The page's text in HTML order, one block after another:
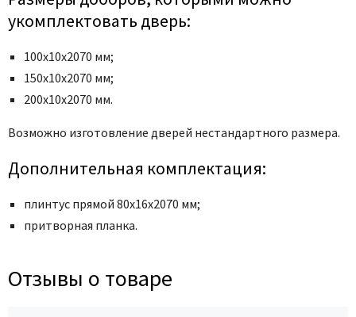
укомплектовать дверь:
100х10х2070 мм;
150х10х2070 мм;
200х10х2070 мм.
Возможно изготовление дверей нестандартного размера.
Дополнительная комплектация:
плинтус прямой 80х16х2070 мм;
притворная планка.
Отзывы о товаре